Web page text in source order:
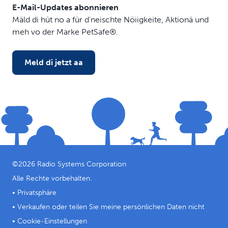
Reflektierend
Innenmaterial aus Neopren für extra Komfort
E-Mail-Updates abonnieren
Mäld di hüt no a für d'neischte Nöiigkeite, Aktionä und
meh vo der Marke PetSafe®.
Meld di jetzt aa
©2026 Radio Systems Corporation
Alle Rechte vorbehalten.
• Privatsphäre
• Verkaufen oder teilen Sie meine persönlichen Daten nicht
• Cookie-Einstellungen